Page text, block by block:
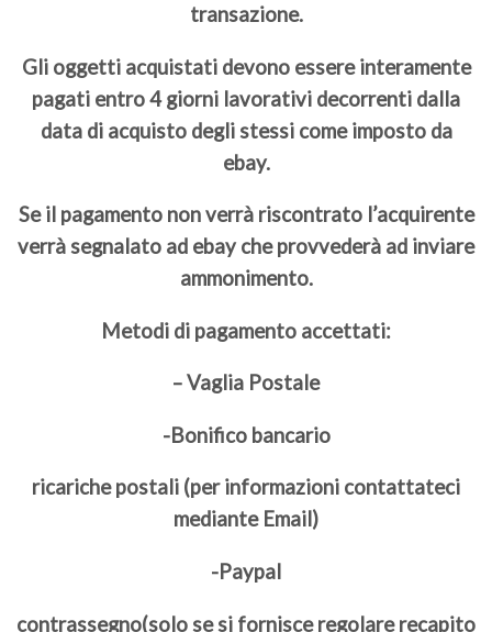
transazione.
Gli oggetti acquistati devono essere interamente
pagati entro 4 giorni lavorativi decorrenti dalla
data di acquisto degli stessi come imposto da
ebay.
Se il pagamento non verrà riscontrato l’acquirente
verrà segnalato ad ebay che provvederà ad inviare
ammonimento.
Metodi di pagamento accettati:
– Vaglia Postale
-Bonifico bancario
ricariche postali (per informazioni contattateci
mediante Email)
-Paypal
contrassegno(solo se si fornisce regolare recapito